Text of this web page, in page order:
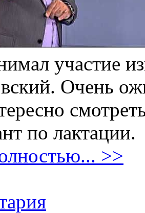
участие
Очень
по лактации.
>>